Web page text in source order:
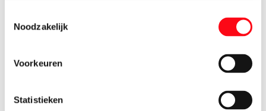
Noodzakelijk
Voorkeuren
Statistieken